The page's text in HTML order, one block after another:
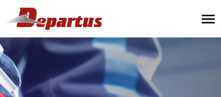
Paslaugos
Automobilių remontas
Sunkvežimių remontas